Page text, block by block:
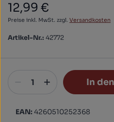
Regulärer Preis:
12,99 €
Preise inkl. MwSt. zzgl. Versandkosten
Artikel-Nr.: 42772
In
EAN: 4260510252368